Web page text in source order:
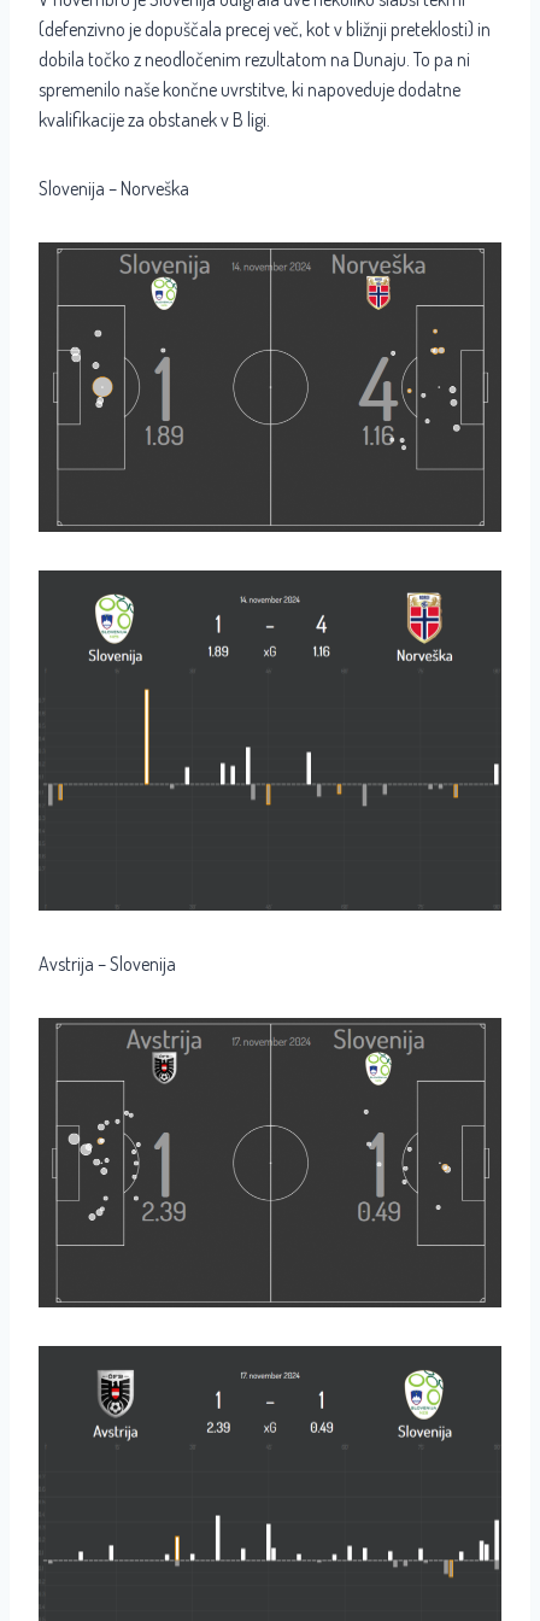
(defenzivno je dopuščala precej več, kot v bližnji preteklosti) in
dobila točko z neodločenim rezultatom na Dunaju. To pa ni
spremenilo naše končne uvrstitve, ki napoveduje dodatne
kvalifikacije za obstanek v B ligi.
Slovenija – Norveška
Avstrija – Slovenija